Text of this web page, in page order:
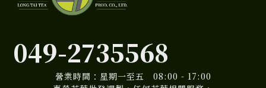
049-2735568
營業時間：星期一至五 08:00 - 17:00